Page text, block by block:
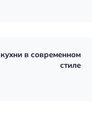
в современном
стиле